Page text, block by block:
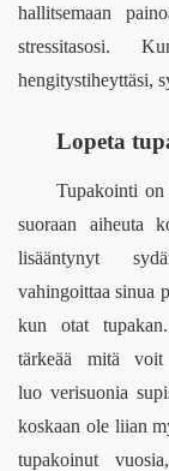
hallitsemaan
stressitasosi.
hengitystiheyttäsi,
Lopeta
Tupakointi on
suoraan aiheuta
lisääntynyt
vahingoittaa sinua
tärkeää
luo verisuonia
koskaan ole liian
tupakoinut